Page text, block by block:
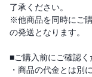
了承ください。
※他商品を同時にご
の発送となります。
■ご購入前にご確認く
・商品の代金とは別